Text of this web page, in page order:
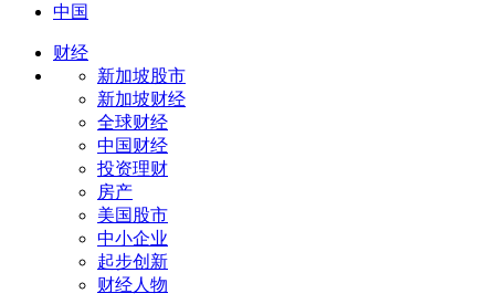
中国
财经
新加坡股市
新加坡财经
全球财经
中国财经
投资理财
房产
美国股市
中小企业
起步创新
财经人物